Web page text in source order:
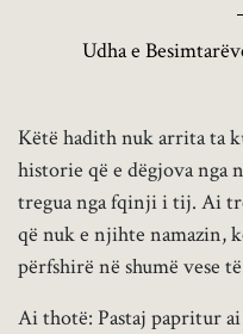
Udha e
Këtë hadith nuk arrita ta
historie që e dëgjova nga
tregua nga fqinji i tij. Ai
që nuk e njihte namazin,
përfshirë në shumë vese
Ai thotë: Pastaj papritur